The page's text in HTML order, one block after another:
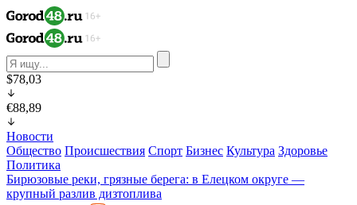
$78,03
€88,89
Новости
Общество Происшествия Спорт Бизнес Культура Здоровье
Политика
Бирюзовые реки, грязные берега: в Елецком округе —
крупный разлив дизтоплива